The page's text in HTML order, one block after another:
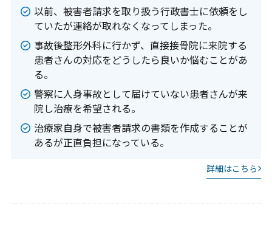
以前、被害者請求を取り扱う行政書士に依頼をし
ていたが連絡が取れなくなってしまった。
事故後整形外科に行かず、直接接骨院に来院する
患者さんの対応をどうしたら良いか悩むことがあ
る。
警察に人身事故として届けていない患者さんが来
院し治療を希望される。
治療家自身で被害者請求の書類を作成することが
あるが正直負担になっている。
詳細はこちら